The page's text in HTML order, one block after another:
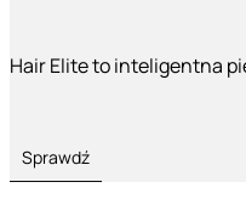
Hair Elite to inteligentna
Sprawdź